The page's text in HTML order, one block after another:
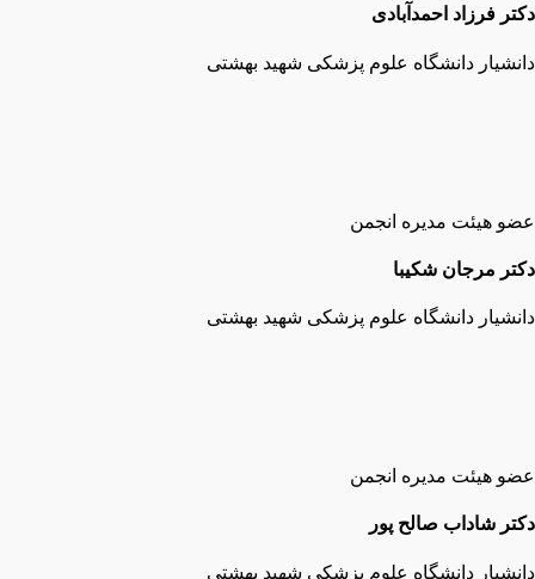
دکتر فرزاد احمدآبادی
دانشیار دانشگاه علوم پزشکی شهید بهشتی
عضو هیئت مدیره انجمن
دکتر مرجان شکیبا
دانشیار دانشگاه علوم پزشکی شهید بهشتی
عضو هیئت مدیره انجمن
دکتر شاداب صالح پور
دانشیار دانشگاه علوم پزشکی شهید بهشتی